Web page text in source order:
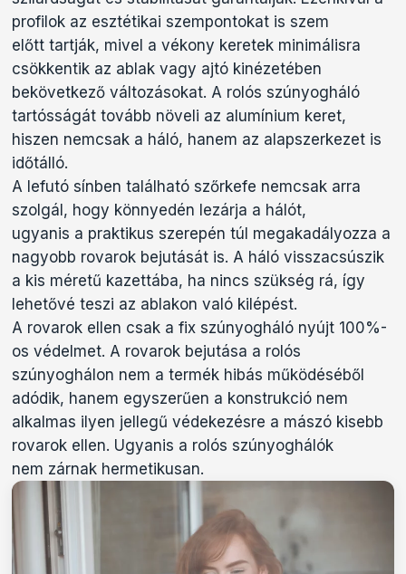
profilok az esztétikai szempontokat is szem
előtt tartják, mivel a vékony keretek minimálisra
csökkentik az ablak vagy ajtó kinézetében
bekövetkező változásokat. A rolós szúnyogháló
tartósságát tovább növeli az alumínium keret,
hiszen nemcsak a háló, hanem az alapszerkezet is
időtálló.
A lefutó sínben található szőrkefe nemcsak arra
szolgál, hogy könnyedén lezárja a hálót,
ugyanis a praktikus szerepén túl megakadályozza a
nagyobb rovarok bejutását is. A háló visszacsúszik
a kis méretű kazettába, ha nincs szükség rá, így
lehetővé teszi az ablakon való kilépést.
A rovarok ellen csak a fix szúnyogháló nyújt 100%-
os védelmet. A rovarok bejutása a rolós
szúnyoghálon nem a termék hibás működéséből
adódik, hanem egyszerűen a konstrukció nem
alkalmas ilyen jellegű védekezésre a mászó kisebb
rovarok ellen. Ugyanis a rolós szúnyoghálók
nem zárnak hermetikusan.